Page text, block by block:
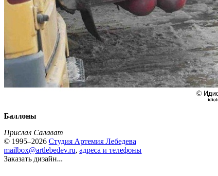
Баллоны
Прислал Салават
© 1995–2026 Студия Артемия Лебедева
mailbox@artlebedev.ru, адреса и телефоны
Заказать дизайн...